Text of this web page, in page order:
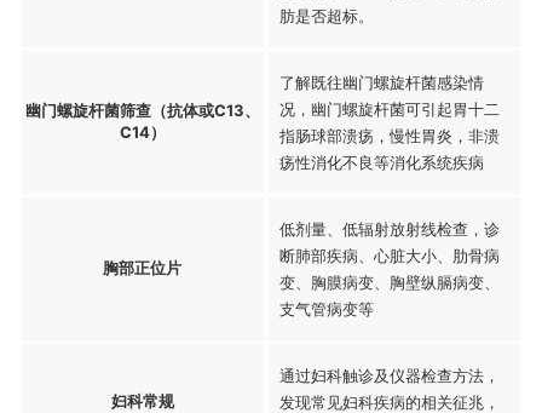
肪是否超标。
幽门螺旋杆菌筛查（抗体或C13、
C14）
了解既往幽门螺旋杆菌感染情
况，幽门螺旋杆菌可引起胃十二
指肠球部溃疡，慢性胃炎，非溃
疡性消化不良等消化系统疾病
胸部正位片
低剂量、低辐射放射线检查，诊
断肺部疾病、心脏大小、肋骨病
变、胸膜病变、胸壁纵膈病变、
支气管病变等
妇科常规
通过妇科触诊及仪器检查方法，
发现常见妇科疾病的相关征兆，